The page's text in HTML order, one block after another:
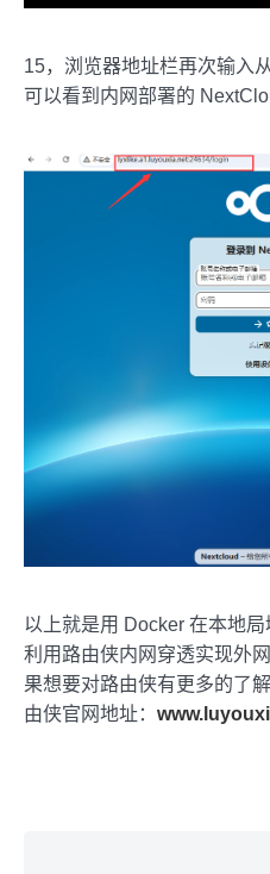
15，浏览器地址栏再次输入
可以看到内网部署的
以上就是用 Docker 在本地
利用路由侠内网穿透实现外
果想要对路由侠有更多的了
由侠官网地址：